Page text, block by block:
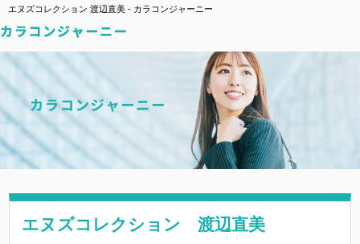
エヌズコレクション 渡辺直美 - カラコンジャーニー
エヌズコレクション 渡辺直美